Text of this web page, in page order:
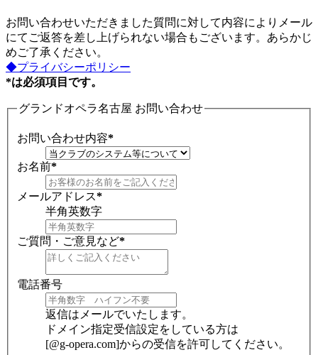
お問い合わせいただきました質問に対して内容によりメール
にてご返答を差し上げられない場合もございます。あらかじ
めご了承ください。
◆プライバシーポリシー
*は必須項目です。
グランドオペラ名古屋 お問い合わせ
お問い合わせ内容*
お名前*
メールアドレス*
半角英数字
ご質問・ご意見など*
電話番号
返信はメールでいたします。
ドメイン指定受信設定をしている方は
[@g-opera.com]からの受信を許可してください。